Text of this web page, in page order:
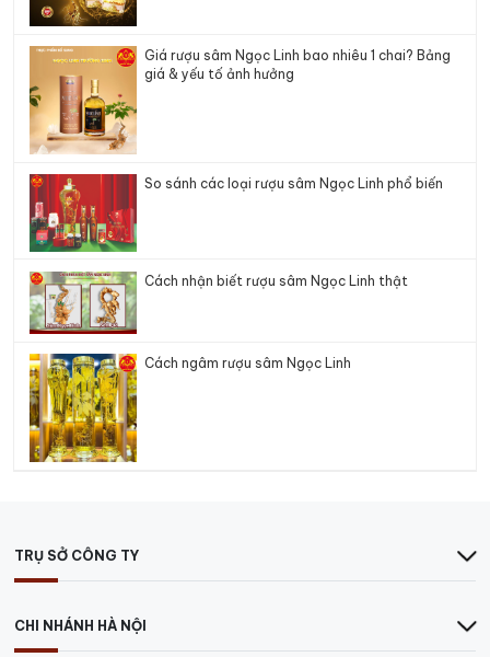
Giá rượu sâm Ngọc Linh bao nhiêu 1 chai? Bảng
giá & yếu tố ảnh hưởng
So sánh các loại rượu sâm Ngọc Linh phổ biến
Cách nhận biết rượu sâm Ngọc Linh thật
Cách ngâm rượu sâm Ngọc Linh
TRỤ SỞ CÔNG TY
CHI NHÁNH HÀ NỘI